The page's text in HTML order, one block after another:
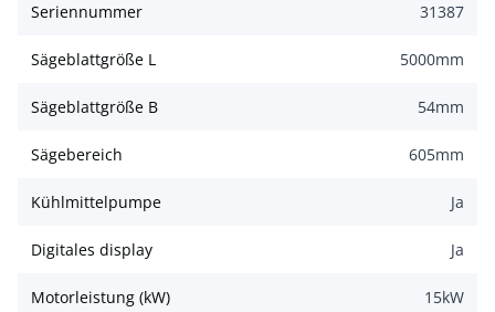
Seriennummer 31387
Sägeblattgröße L 5000mm
Sägeblattgröße B 54mm
Sägebereich 605mm
Kühlmittelpumpe Ja
Digitales display Ja
Motorleistung (kW) 15kW